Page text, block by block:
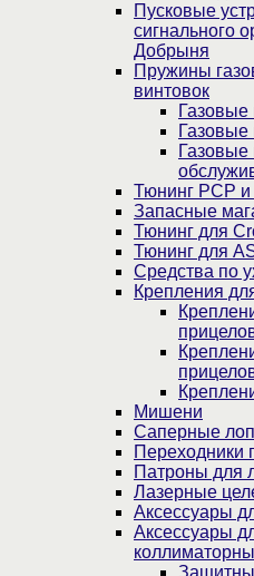
Пусковые
сигнального
Добрыня
Пружины
винтовок
Тюнинг PCP
Запасные
Тюнинг для
Тюнинг для
Средства по
Крепления
Мишени
Саперные
Переходники
Патроны для
Лазерные
Аксессуары
Аксессуары